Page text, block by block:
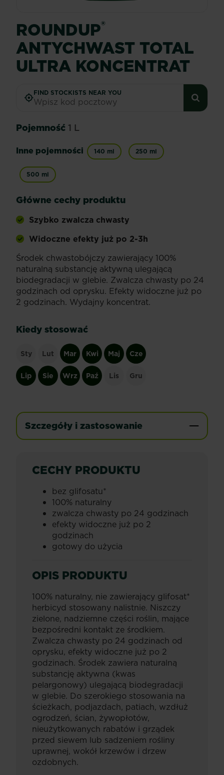
ROUNDUP®
ANTYCHWAST TOTAL
ULTRA KONCENTRAT
FIND STOCKISTS NEAR YOU
Pojemność 1 L
Inne pojemności 140 ml 250 ml
500 ml
Główne cechy produktu
Szybko zwalcza chwasty
Widoczne efekty już po 2-3h
Środek chwastobójczy zawierający 100%
naturalną substancję aktywną ulegającą
biodegradacji w glebie. Zwalcza chwasty po 24
godzinach od oprysku. Efekty widoczne już po
2 godzinach. Wydajny koncentrat.
Kiedy stosować
Sty Lut Mar Kwi Maj Cze
Lip Sie Wrz Paź Lis Gru
Szczegóły i zastosowanie
CECHY PRODUKTU
bez glifosatu*
100% naturalny
zwalcza chwasty po 24 godzinach
efekty widoczne już po 2
godzinach
gotowy do użycia
OPIS PRODUKTU
100% naturalny, nie zawierający glifosat*
herbicyd stosowany nalistnie. Niszczy
zielone, nadziemne części roślin, mające
bezpośredni kontakt ze środkiem.
Zwalcza chwasty po 24 godzinach od
oprysku, efekty widoczne już po 2
godzinach. Środek zawiera naturalną
substancję aktywna (kwas
pelargonowy) ulegającą biodegradacji
w glebie. Do szerokiego stosowania na
ścieżkach, podjazdach, patiach, wzdłuż
ogrodzeń, ścian, żywopłotów,
nieużytkowanych rabatów i grządek
przed siewem lub sadzeniem rośliny
uprawnej, wokół krzewów i drzew
ozdobnych.